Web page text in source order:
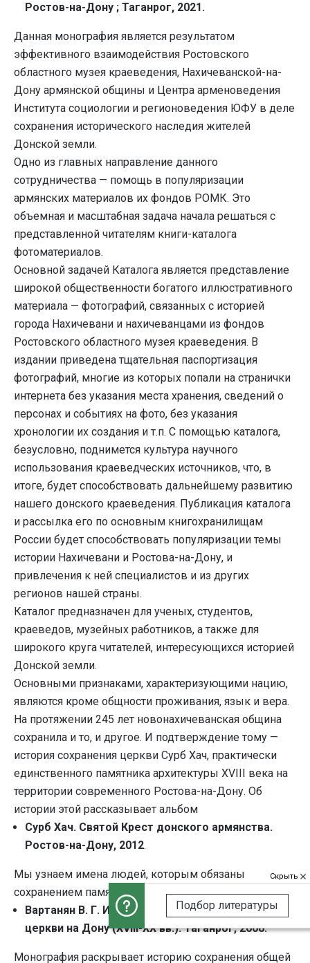
Ростов-на-Дону ; Таганрог, 2021.
Данная монография является результатом
эффективного взаимодействия Ростовского
областного музея краеведения, Нахичеванской-на-
Дону армянской общины и Центра арменоведения
Института социологии и регионоведения ЮФУ в деле
сохранения исторического наследия жителей
Донской земли.
Одно из главных направление данного
сотрудничества — помощь в популяризации
армянских материалов их фондов РОМК. Это
объемная и масштабная задача начала решаться с
представленной читателям книги-каталога
фотоматериалов.
Основной задачей Каталога является представление
широкой общественности богатого иллюстративного
материала — фотографий, связанных с историей
города Нахичевани и нахичеванцами из фондов
Ростовского областного музея краеведения. В
издании приведена тщательная паспортизация
фотографий, многие из которых попали на странички
интернета без указания места хранения, сведений о
персонах и событиях на фото, без указания
хронологии их создания и т.п. С помощью каталога,
безусловно, поднимется культура научного
использования краеведческих источников, что, в
итоге, будет способствовать дальнейшему развитию
нашего донского краеведения. Публикация каталога
и рассылка его по основным книгохранилищам
России будет способствовать популяризации темы
истории Нахичевани и Ростова-на-Дону, и
привлечения к ней специалистов и из других
регионов нашей страны.
Каталог предназначен для ученых, студентов,
краеведов, музейных работников, а также для
широкого круга читателей, интересующихся историей
Донской земли.
Основными признаками, характеризующими нацию,
являются кроме общности проживания, язык и вера.
На протяжении 245 лет новонахичеванская община
сохранила и то, и другое. И подтверждение тому —
история сохранения церкви Сурб Хач, практически
единственного памятника архитектуры XVIII века на
территории современного Ростова-на-Дону. Об
истории этой рассказывает альбом
Сурб Хач. Святой Крест донского армянства.
Ростов-на-Дону, 2012.
Мы узнаем имена людей, которым обязаны
сохранением памятника. И это не только армяне.
Вартанян В. Г. История армянской апостольской
церкви на Дону (XVIII-XX вв.). Таганрог, 2008.
Монография раскрывает историю сохранения общей
Скрыть
Подбор литературы